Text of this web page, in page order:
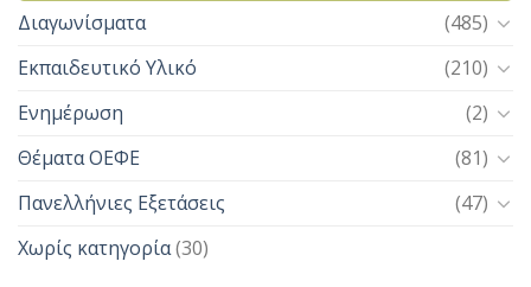
Διαγωνίσματα
(485)
Εκπαιδευτικό Υλικό
(210)
Ενημέρωση
(2)
Θέματα ΟΕΦΕ
(81)
Πανελλήνιες Εξετάσεις
(47)
Χωρίς κατηγορία(30)